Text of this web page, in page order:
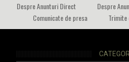
Despre Anunturi Direct
Despre
Comunicate de presa